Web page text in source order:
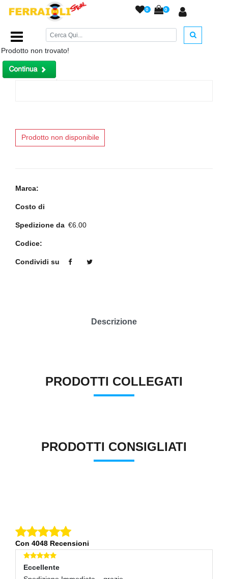
0 0
Home Page/Rest Hoyt Super dx. . . ./
Prodotto non trovato!
Prodotto non disponibile
Marca:
Costo di
Spedizione da €6.00
Codice:
Condividi su
Descrizione
PRODOTTI COLLEGATI
PRODOTTI CONSIGLIATI
Con 4048 Recensioni
Eccellente